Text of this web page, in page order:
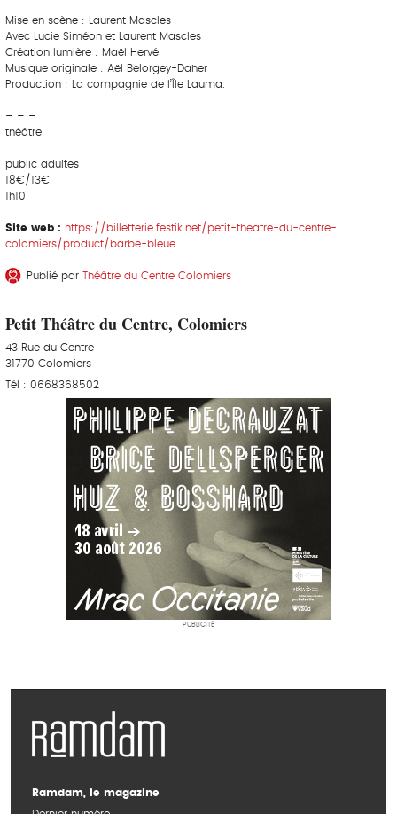
Mise en scène : Laurent Mascles
Avec Lucie Siméon et Laurent Mascles
Création lumière : Maël Hervé
Musique originale : Aël Belorgey-Daher
Production : La compagnie de l’Île Lauma.
– – –
théâtre
public adultes
18€/13€
1h10
Site web : https://billetterie.festik.net/petit-theatre-du-centre-
colomiers/product/barbe-bleue
Publié par Théâtre du Centre Colomiers
Petit Théâtre du Centre, Colomiers
43 Rue du Centre
31770 Colomiers
Tél : 0668368502
PUBLICITÉ
Ramdam, le magazine